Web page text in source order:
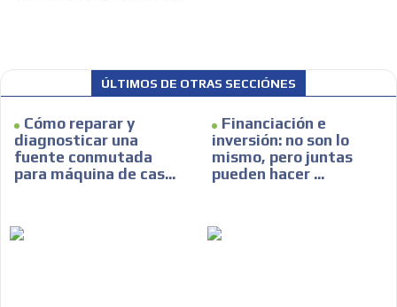
ÚLTIMOS DE OTRAS SECCIÓNES
Cómo reparar y
diagnosticar una
fuente conmutada
para máquina de cas...
Financiación e
inversión: no son lo
mismo, pero juntas
pueden hacer ...